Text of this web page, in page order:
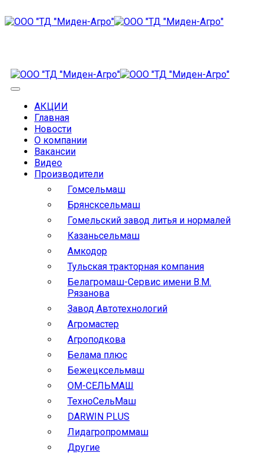
АКЦИИ
Главная
Новости
О компании
Вакансии
Видео
Производители
Гомсельмаш
Брянсксельмаш
Гомельский завод литья и нормалей
Казаньсельмаш
Амкодор
Тульская тракторная компания
Белагромаш-Сервис имени В.М.
Рязанова
Завод Автотехнологий
Агромастер
Агроподкова
Белама плюс
Бежецксельмаш
ОМ-СЕЛЬМАШ
ТехноСельМаш
DARWIN PLUS
Лидагропроммаш
Другие